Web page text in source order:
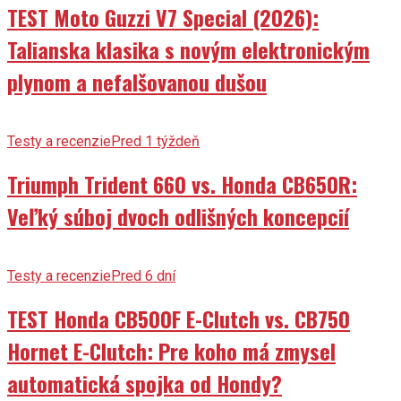
TEST Moto Guzzi V7 Special (2026):
Talianska klasika s novým elektronickým
plynom a nefalšovanou dušou
Testy a recenziePred 1 týždeň
Triumph Trident 660 vs. Honda CB650R:
Veľký súboj dvoch odlišných koncepcií
Testy a recenziePred 6 dní
TEST Honda CB500F E-Clutch vs. CB750
Hornet E-Clutch: Pre koho má zmysel
automatická spojka od Hondy?